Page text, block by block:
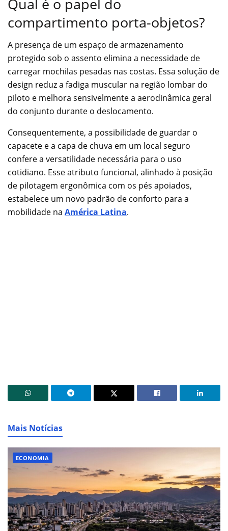
compartimento porta-objetos?
A presença de um espaço de armazenamento
protegido sob o assento elimina a necessidade de
carregar mochilas pesadas nas costas. Essa solução de
design reduz a fadiga muscular na região lombar do
piloto e melhora sensivelmente a aerodinâmica geral
do conjunto durante o deslocamento.
Consequentemente, a possibilidade de guardar o
capacete e a capa de chuva em um local seguro
confere a versatilidade necessária para o uso
cotidiano. Esse atributo funcional, alinhado à posição
de pilotagem ergonômica com os pés apoiados,
estabelece um novo padrão de conforto para a
mobilidade na América Latina.
Mais Notícias
ECONOMIA